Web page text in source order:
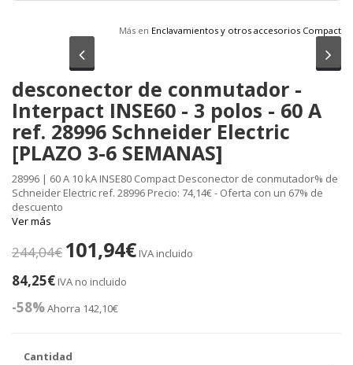
Más en Enclavamientos y otros accesorios Compact
Anterior
desconector de conmutador -
Interpact INSE60 - 3 polos - 60 A
ref. 28996 Schneider Electric
[PLAZO 3-6 SEMANAS]
28996 | 60 A 10 kA INSE80 Compact Desconector de conmutador% de
Schneider Electric ref. 28996 Precio: 74,14€ - Oferta con un 67% de
descuento
Ver más
244,04€ 101,94€ IVA incluido
84,25€ IVA no incluido
-58%Ahorra 142,10€
Cantidad